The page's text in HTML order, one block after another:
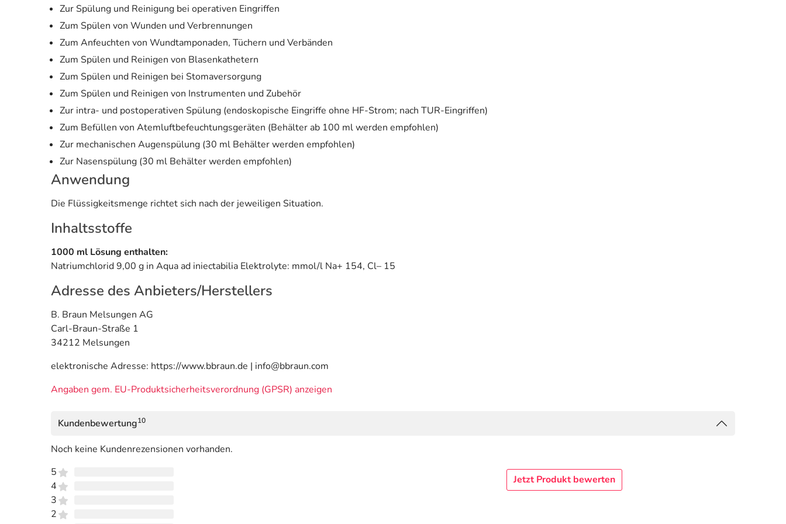
Zur Spülung und Reinigung bei operativen Eingriffen
Zum Spülen von Wunden und Verbrennungen
Zum Anfeuchten von Wundtamponaden, Tüchern und Verbänden
Zum Spülen und Reinigen von Blasenkathetern
Zum Spülen und Reinigen bei Stomaversorgung
Zum Spülen und Reinigen von Instrumenten und Zubehör
Zur intra- und postoperativen Spülung (endoskopische Eingriffe ohne HF-Strom; nach TUR-Eingriffen)
Zum Befüllen von Atemluftbefeuchtungsgeräten (Behälter ab 100 ml werden empfohlen)
Zur mechanischen Augenspülung (30 ml Behälter werden empfohlen)
Zur Nasenspülung (30 ml Behälter werden empfohlen)
Anwendung
Die Flüssigkeitsmenge richtet sich nach der jeweiligen Situation.
Inhaltsstoffe
1000 ml Lösung enthalten:
Natriumchlorid 9,00 g in Aqua ad iniectabilia Elektrolyte: mmol/l Na+ 154, Cl– 15
Adresse des Anbieters/Herstellers
B. Braun Melsungen AG
Carl-Braun-Straße 1
34212 Melsungen
elektronische Adresse: https://www.bbraun.de | info@bbraun.com
Angaben gem. EU-Produktsicherheitsverordnung (GPSR) anzeigen
Kundenbewertung10
Noch keine Kundenrezensionen vorhanden.
5
4
3
2
Jetzt Produkt bewerten